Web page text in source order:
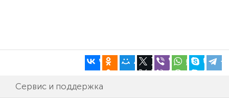
Сервис и поддержка